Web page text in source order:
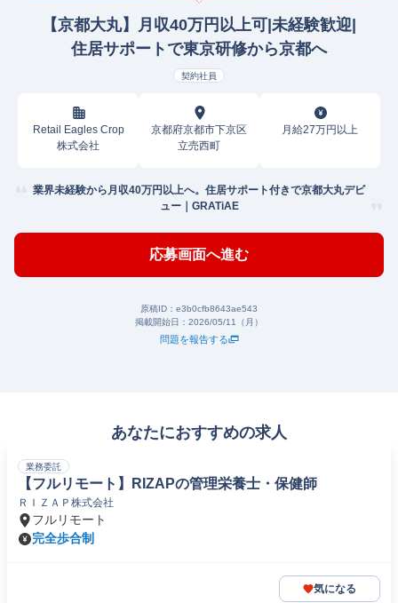
【京都大丸】月収40万円以上可|未経験歓迎|
住居サポートで東京研修から京都へ
契約社員
Retail Eagles Crop
株式会社
京都府京都市下京区
立売西町
月給27万円以上
業界未経験から月収40万円以上へ。住居サポート付きで京都大丸デビ
ュー｜GRATiAE
応募画面へ進む
原稿ID： e3b0cfb8643ae543
掲載開始日： 2026/05/11（月）
問題を報告する
あなたにおすすめの求人
業務委託
【フルリモート】RIZAPの管理栄養士・保健師
ＲＩＺＡＰ株式会社
フルリモート
完全歩合制
気になる